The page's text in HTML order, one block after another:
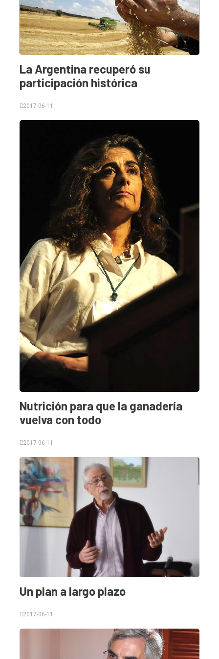
La Argentina recuperó su
participación histórica
2017-06-11
Nutrición para que la ganadería
vuelva con todo
2017-06-11
Un plan a largo plazo
2017-06-11